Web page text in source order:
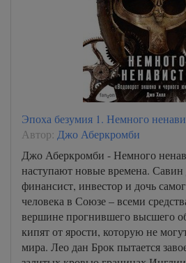
Эпоха безумия 1. Немного
Автор: Джо Аберкромби
Джо Аберкромби - Немного
наступают новые времена. Савин
финансист, инвестор и дочь
человека в Союзе – всеми
вершине прогнившего высшего
кипят от ярости, которую не
мира. Лео дан Брок пытается